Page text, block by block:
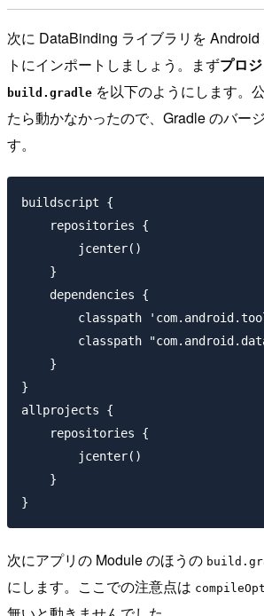
次に DataBinding ライブラリを
トにインポートしましょう。まずプロ
build.gradle を以下のようにします。
たら動かなかったので、Gradle のバー
す。
buildscript {
    repositories {
        jcenter()
    }
    dependencies {
classpath
classpath
    }
}
allprojects {
    repositories {
        jcenter()
    }
次にアプリの Module のほうの
にします。ここでの注意点は